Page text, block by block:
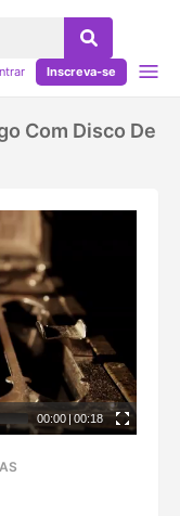
Inscreva-se
Com Disco De
00:00|00:18